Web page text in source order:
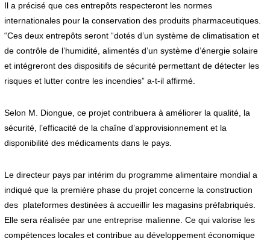
Il a précisé que ces entrepôts respecteront les normes
internationales pour la conservation des produits pharmaceutiques.
“Ces deux entrepôts seront “dotés d’un système de climatisation et
de contrôle de l’humidité, alimentés d’un système d’énergie solaire
et intégreront des dispositifs de sécurité permettant de détecter les
risques et lutter contre les incendies” a-t-il affirmé.
Selon M. Diongue, ce projet contribuera à améliorer la qualité, la
sécurité, l’efficacité de la chaîne d’approvisionnement et la
disponibilité des médicaments dans le pays.
Le directeur pays par intérim du programme alimentaire mondial a
indiqué que la première phase du projet concerne la construction
des plateformes destinées à accueillir les magasins préfabriqués.
Elle sera réalisée par une entreprise malienne. Ce qui valorise les
compétences locales et contribue au développement économique